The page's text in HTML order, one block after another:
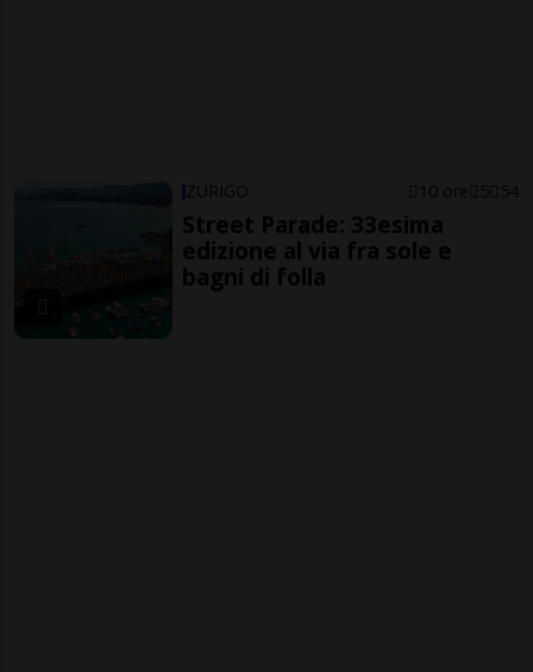
ZURIGO 10 ore 5 54
Street Parade: 33esima
edizione al via fra sole e
bagni di folla